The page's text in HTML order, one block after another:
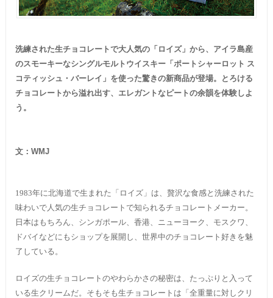
洗練された生チョコレートで大人気の「ロイズ」から、アイラ島産
のスモーキーなシングルモルトウイスキー「ポートシャーロット ス
コティッシュ・バーレイ」を使った驚きの新商品が登場。とろける
チョコレートから溢れ出す、エレガントなピートの余韻を体験しよ
う。
文： WMJ
1983年に北海道で生まれた「ロイズ」は、贅沢な食感と洗練された
味わいで人気の生チョコレートで知られるチョコレートメーカー。
日本はもちろん、シンガポール、香港、ニューヨーク、モスクワ、
ドバイなどにもショップを展開し、世界中のチョコレート好きを魅
了している。
ロイズの生チョコレートのやわらかさの秘密は、たっぷりと入って
いる生クリームだ。そもそも生チョコレートは「全重量に対しクリ